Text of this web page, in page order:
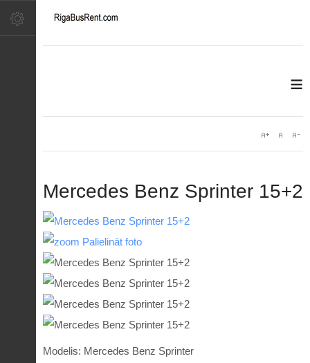
≡
Mercedes Benz Sprinter 15+2
Palielināt foto
Modelis: Mercedes Benz Sprinter